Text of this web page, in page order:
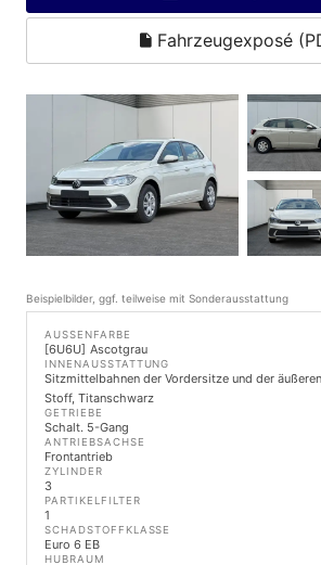
Fahrzeugexposé
Beispielbilder, ggf. teilweise mit Sonderausstattung
AUSSENFARBE
6U6U Ascotgrau
INNENAUSSTATTUNG
Sitzmittelbahnen der Vordersitze und der
Stoff, Titanschwarz
GETRIEBE
Schalt. 5-Gang
ANTRIEBSACHSE
Frontantrieb
ZYLINDER
3
PARTIKELFILTER
1
SCHADSTOFFKLASSE
Euro 6 EB
HUBRAUM